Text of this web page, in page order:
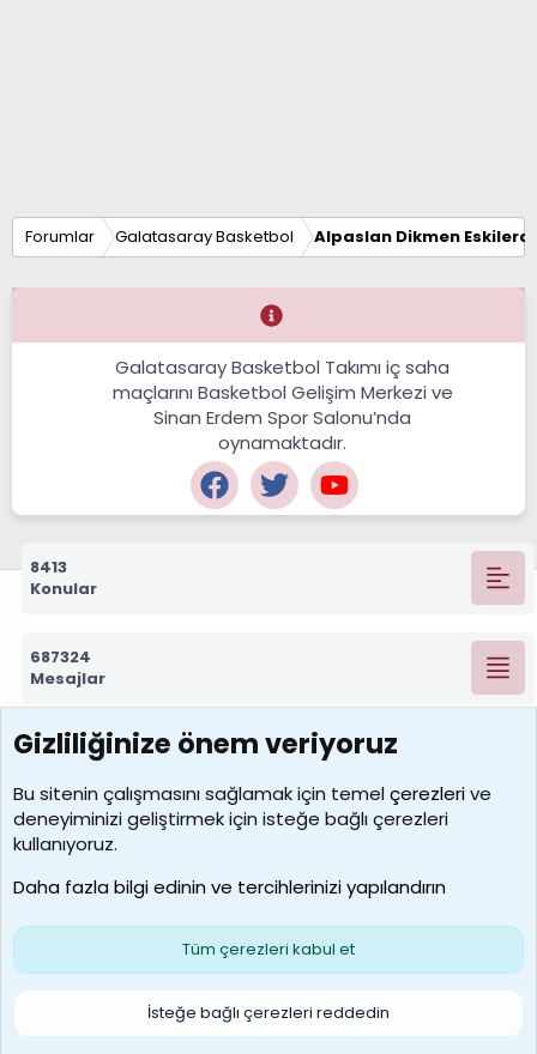
Forumlar Galatasaray Basketbol Alpaslan Dikmen
Galatasaray Basketbol Takımı iç saha
maçlarını Basketbol Gelişim Merkezi ve
Sinan Erdem Spor Salonu’nda
oynamaktadır.
8413
Konular
687324
Mesajlar
7390
Kullanıcılar
MosesBrownHayranı
Son üye
Çerezler
S
Gizliliğinize önem veriyoruz
Bu sitenin çalışmasını sağlamak için temelçerezlerive
deneyiminizi geliştirmek için isteğe bağlı çerezleri
kullanıyoruz.
Daha fazla bilgi edinin ve tercihlerinizi yapılandırın
Tüm çerezleri kabul et
İsteğe bağlı çerezleri reddedin